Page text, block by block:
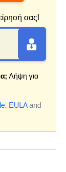
σας!
Λήψη για
EULAand